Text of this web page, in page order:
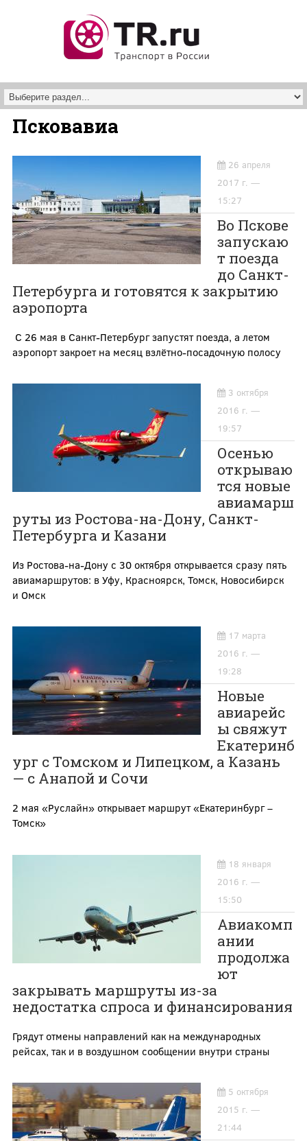
Псковавиа
26 апреля
2017 г. —
15:27
Во Пскове
запускаю
т поезда
до Санкт-
Петербурга и готовятся к закрытию
аэропорта
С 26 мая в Санкт-Петербург запустят поезда, а летом
аэропорт закроет на месяц взлётно-посадочную полосу
3 октября
2016 г. —
19:57
Осенью
открываю
тся новые
авиамарш
руты из Ростова-на-Дону, Санкт-
Петербурга и Казани
Из Ростова-на-Дону с 30 октября открывается сразу пять
авиамаршрутов: в Уфу, Красноярск, Томск, Новосибирск
и Омск
17 марта
2016 г. —
19:28
Новые
авиарейс
ы свяжут
Екатеринб
ург с Томском и Липецком, а Казань
— с Анапой и Сочи
2 мая «Руслайн» открывает маршрут «Екатеринбург –
Томск»
18 января
2016 г. —
15:50
Авиакомп
ании
продолжа
ют
закрывать маршруты из-за
недостатка спроса и финансирования
Грядут отмены направлений как на международных
рейсах, так и в воздушном сообщении внутри страны
5 октября
2015 г. —
21:44